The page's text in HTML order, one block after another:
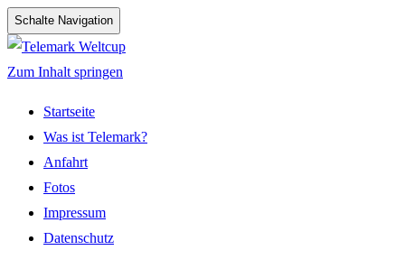
Schalte Navigation
Zum Inhalt springen
Startseite
Was ist Telemark?
Anfahrt
Fotos
Impressum
Datenschutz